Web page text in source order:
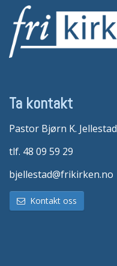
Ta kontakt
Pastor Bjørn K. Jellestad
tlf. 48 09 59 29
bjellestad@frikirken.no
Kontakt oss